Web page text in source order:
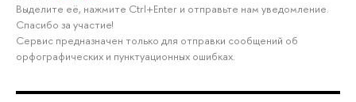
Выделите её, нажмите Ctrl+Enter и отправьте нам уведомление.
Спасибо за участие!
Сервис предназначен только для отправки сообщений об
орфографических и пунктуационных ошибках.